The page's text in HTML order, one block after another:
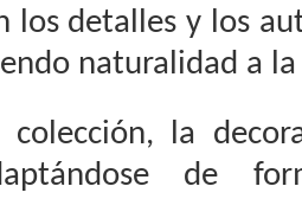
los detalles y los
naturalidad a
colección, la
de